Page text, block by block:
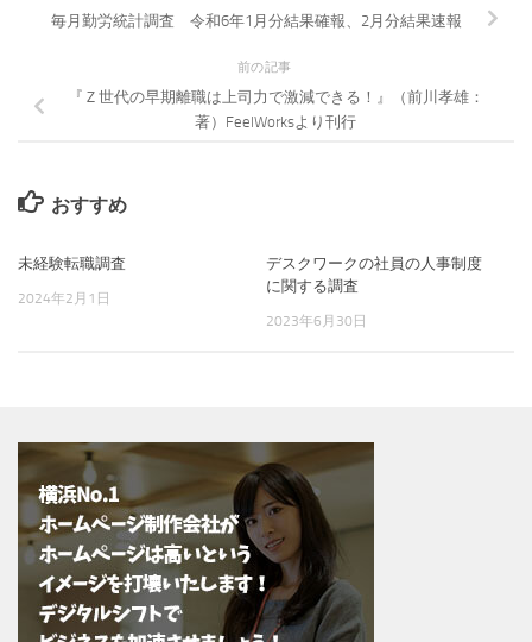
毎月勤労統計調査 令和6年1月分結果確報、2月分結果速報
前の記事
『Ｚ世代の早期離職は上司力で激減できる！』（前川孝雄：
著）FeelWorksより刊行
おすすめ
未経験転職調査
2024年2月1日
デスクワークの社員の人事制度
に関する調査
2023年6月30日